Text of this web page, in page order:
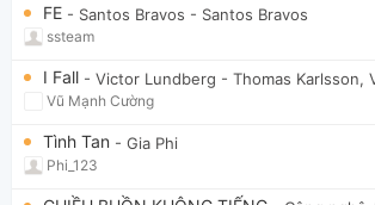
FE - Santos Bravos - Santos Bravos
ssteam
I Fall - Victor Lundberg - Thomas Karlsson,
Vũ Mạnh Cường
Tình Tan - Gia Phi
Phi_123